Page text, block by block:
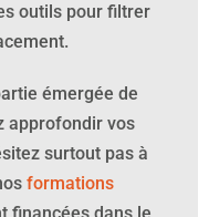
outils pour filtrer
émergée de
approfondir vos
surtout pas à
formations